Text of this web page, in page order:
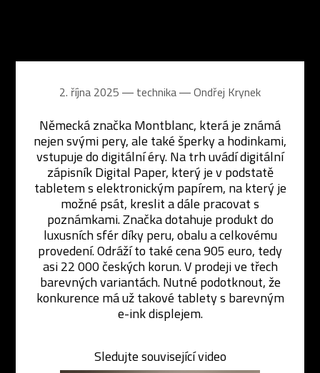
2. října 2025 ― technika ―Ondřej Krynek
Německá značka Montblanc, která je známá
nejen svými pery, ale také šperky a hodinkami,
vstupuje do digitální éry. Na trh uvádí digitální
zápisník Digital Paper, který je v podstatě
tabletem s elektronickým papírem, na který je
možné psát, kreslit a dále pracovat s
poznámkami. Značka dotahuje produkt do
luxusních sfér díky peru, obalu a celkovému
provedení. Odráží to také cena 905 euro, tedy
asi 22 000 českých korun. V prodeji ve třech
barevných variantách. Nutné podotknout, že
konkurence má už takové tablety s barevným
e-ink displejem.
Sledujte související video